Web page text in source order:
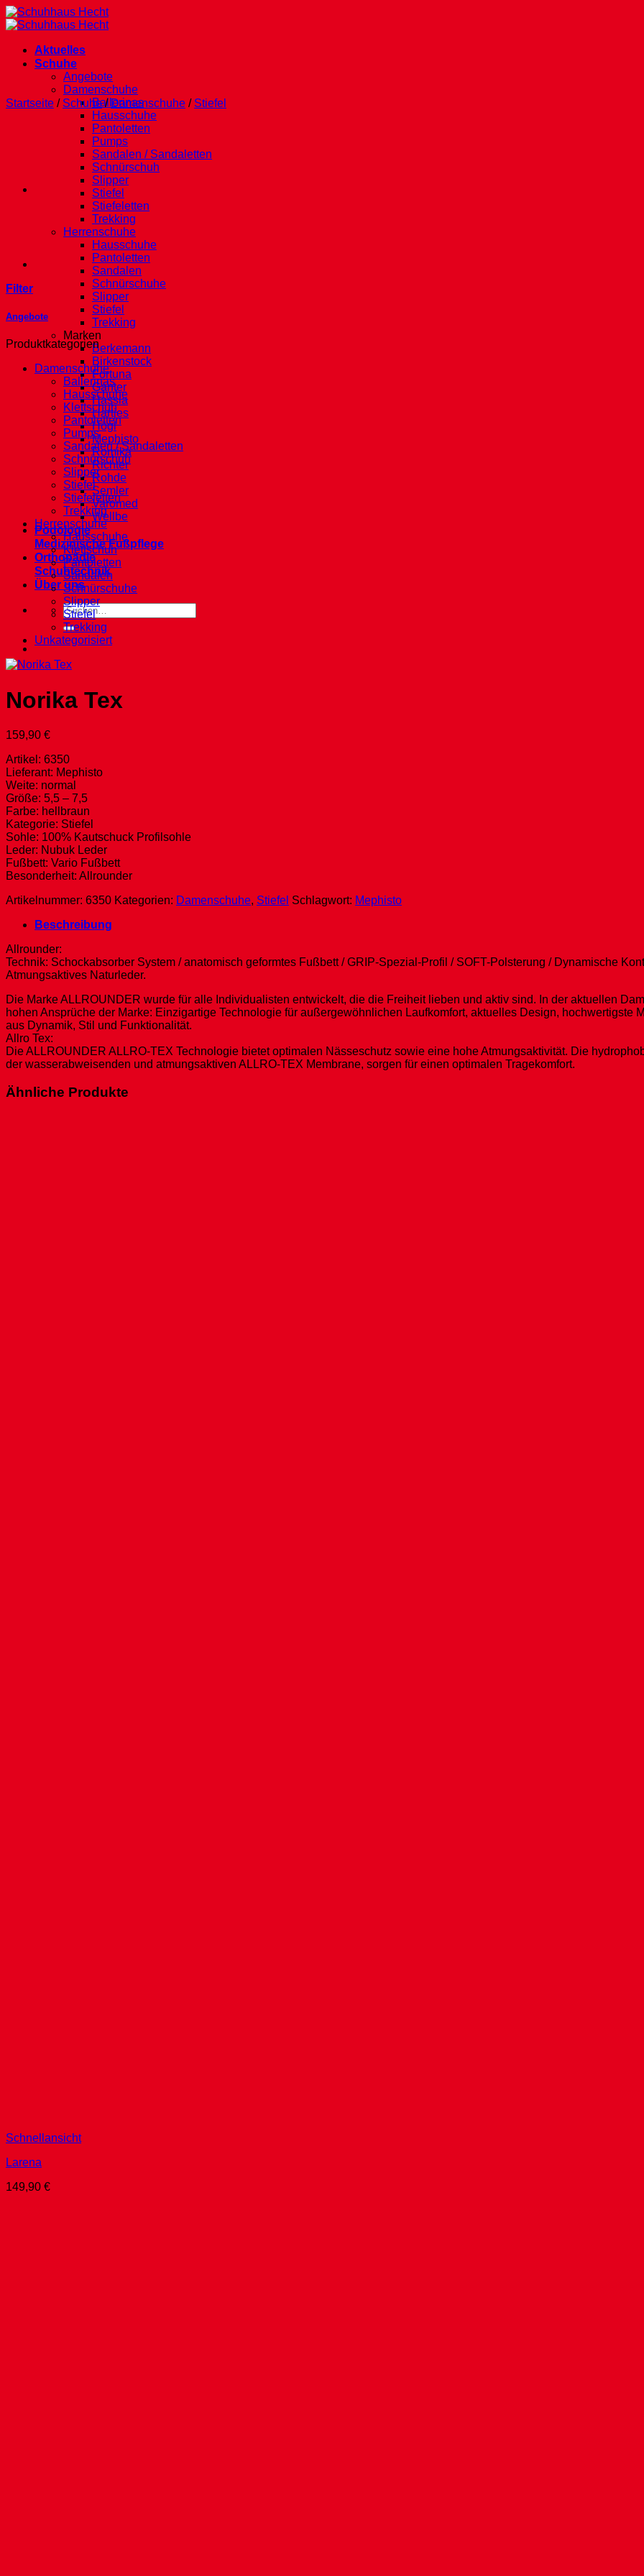
Zum
Inhalt
Aktuelles
Schuhe
Angebote
Damenschuhe
Ballerinas
Hausschuhe
Pantoletten
Pumps
Sandalen / Sandaletten
Schnürschuh
Slipper
Stiefel
Stiefeletten
Trekking
Herrenschuhe
Hausschuhe
Pantoletten
Sandalen
Schnürschuhe
Slipper
Stiefel
Trekking
Marken
Berkemann
Birkenstock
Fortuna
Ganter
Hassia
Hartjes
Högl
Mephisto
Romika
Richter
Rohde
Semler
Varomed
Wellbe
Podologie
Medizinische Fußpflege
Orthopädie
Schuhtechnik
Über uns
Suche
nach:
Startseite / Schuhe / Damenschuhe / Stiefel
Filter
Angebote
Produktkategorien
Damenschuhe
Ballerinas
Hausschuhe
Klettschuh
Pantoletten
Pumps
Sandalen / Sandaletten
Schnürschuh
Slipper
Stiefel
Stiefeletten
Trekking
Herrenschuhe
Hausschuhe
Klettschuh
Pantoletten
Sandalen
Schnürschuhe
Slipper
Stiefel
Trekking
Unkategorisiert
Norika Tex
159,90 €
Artikel: 6350
Lieferant: Mephisto
Weite: normal
Größe: 5,5 – 7,5
Farbe: hellbraun
Kategorie: Stiefel
Sohle: 100% Kautschuck Profilsohle
Leder: Nubuk Leder
Fußbett: Vario Fußbett
Besonderheit: Allrounder
Artikelnummer: 6350 Kategorien: Damenschuhe, Stiefel Schlagwort: Mephisto
Beschreibung
Allrounder:
Technik: Schockabsorber System / anatomisch geformtes Fußbett / GRIP-Spezial-Profil / SOFT-Polsterung / Dynamische
Atmungsaktives Naturleder.
Die Marke ALLROUNDER wurde für alle Individualisten entwickelt, die die Freiheit lieben und aktiv sind. In der aktuellen
hohen Ansprüche der Marke: Einzigartige Technologie für außergewöhnlichen Laufkomfort, aktuelles Design,
aus Dynamik, Stil und Funktionalität.
Allro Tex:
Die ALLROUNDER ALLRO-TEX Technologie bietet optimalen Nässeschutz sowie eine hohe Atmungsaktivität. Die
der wasserabweisenden und atmungsaktiven ALLRO-TEX Membrane, sorgen für einen optimalen Tragekomfort.
Ähnliche Produkte
Schnellansicht
Larena
149,90 €